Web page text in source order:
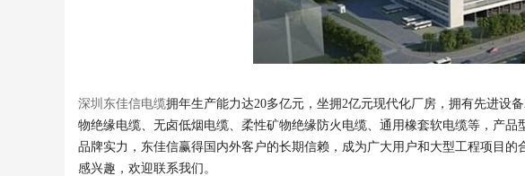
深圳东佳信电缆拥年生产能力达20多亿元，坐拥2亿元现代化厂房，拥有先进设
物绝缘电缆、无卤低烟电缆、柔性矿物绝缘防火电缆、通用橡套软电缆等，产
品牌实力，东佳信赢得国内外客户的长期信赖，成为广大用户和大型工程项目
感兴趣，欢迎联系我们。